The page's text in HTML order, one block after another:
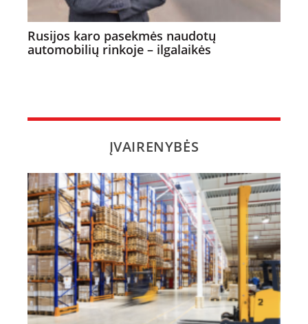
Rusijos karo pasekmės naudotų
automobilių rinkoje – ilgalaikės
ĮVAIRENYBĖS